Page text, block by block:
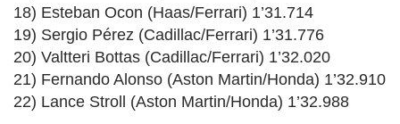
18) Esteban Ocon (Haas/Ferrari) 1’31.714
19) Sergio Pérez (Cadillac/Ferrari) 1’31.776
20) Valtteri Bottas (Cadillac/Ferrari) 1’32.020
21) Fernando Alonso (Aston Martin/Honda) 1’32.910
22) Lance Stroll (Aston Martin/Honda) 1’32.988